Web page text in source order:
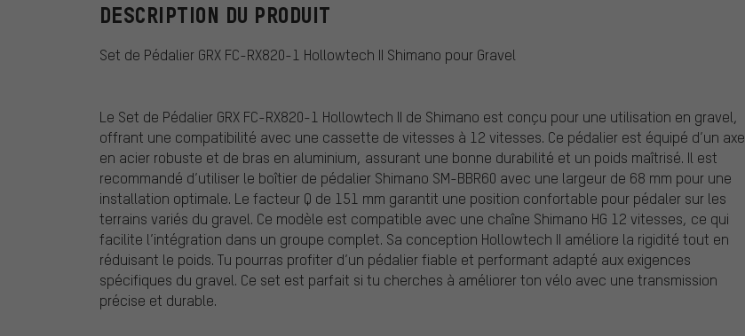
DESCRIPTION DU PRODUIT
Set de Pédalier GRX FC-RX820-1 Hollowtech II Shimano pour Gravel
Le Set de Pédalier GRX FC-RX820-1 Hollowtech II de Shimano est conçu pour une utilisation en gravel,
offrant une compatibilité avec une cassette de vitesses à 12 vitesses. Ce pédalier est équipé d’un axe
en acier robuste et de bras en aluminium, assurant une bonne durabilité et un poids maîtrisé. Il est
recommandé d’utiliser le boîtier de pédalier Shimano SM-BBR60 avec une largeur de 68 mm pour une
installation optimale. Le facteur Q de 151 mm garantit une position confortable pour pédaler sur les
terrains variés du gravel. Ce modèle est compatible avec une chaîne Shimano HG 12 vitesses, ce qui
facilite l’intégration dans un groupe complet. Sa conception Hollowtech II améliore la rigidité tout en
réduisant le poids. Tu pourras profiter d’un pédalier fiable et performant adapté aux exigences
spécifiques du gravel. Ce set est parfait si tu cherches à améliorer ton vélo avec une transmission
précise et durable.